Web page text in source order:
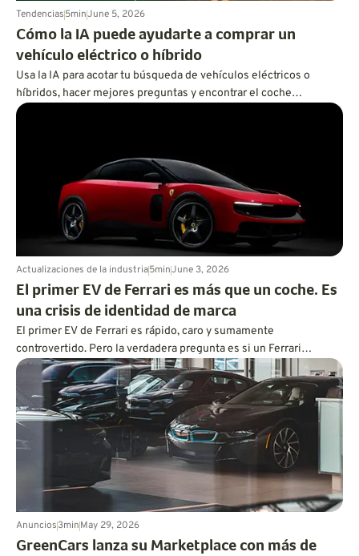
Tendencias5minJune 5, 2026
Cómo la IA puede ayudarte a comprar un
vehículo eléctrico o híbrido
Usa la IA para acotar tu búsqueda de vehículos eléctricos o
híbridos, hacer mejores preguntas y encontrar el coche
ecológico que se adapte a tu estilo de vida antes de ir al
Actualizaciones de la industria5minJune 3, 2026
El primer EV de Ferrari es más que un coche. Es
una crisis de identidad de marca
El primer EV de Ferrari es rápido, caro y sumamente
controvertido. Pero la verdadera pregunta es si un Ferrari
eléctrico todavía puede sentirse como un Ferrari.
Anuncios3minMay 29, 2026
GreenCars lanza su Marketplace con más de